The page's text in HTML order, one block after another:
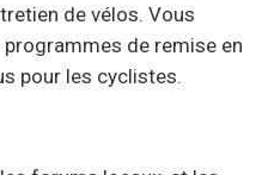
de vélos. Vous
de remise en
pour les cyclistes.